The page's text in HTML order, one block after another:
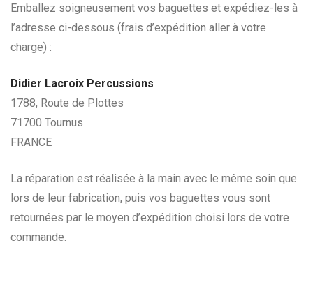
Emballez soigneusement vos baguettes et expédiez-les à
l’adresse ci-dessous (frais d’expédition aller à votre
charge) :
Didier Lacroix Percussions
1788, Route de Plottes
71700 Tournus
FRANCE
La réparation est réalisée à la main avec le même soin que
lors de leur fabrication, puis vos baguettes vous sont
retournées par le moyen d’expédition choisi lors de votre
commande.